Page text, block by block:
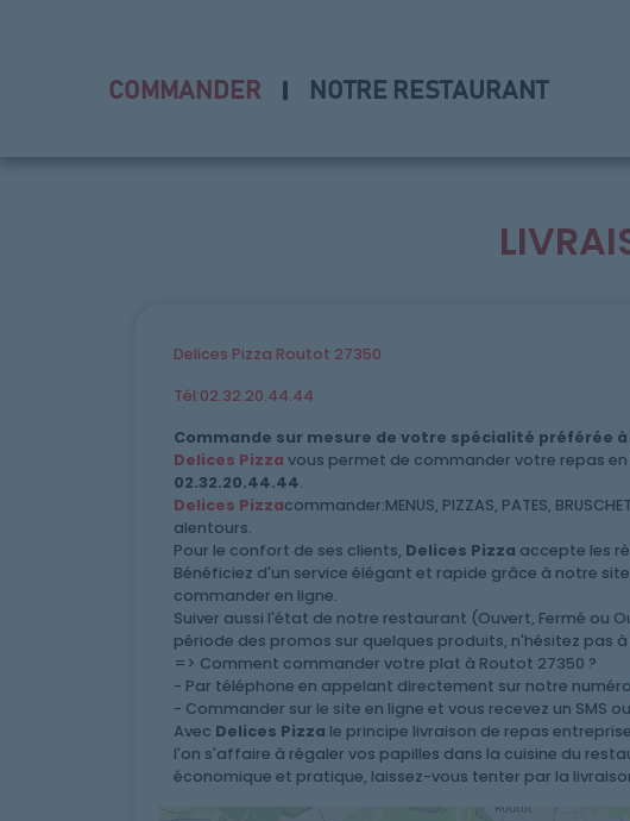
Charte Qualité
Mentions Légales
Programme De Fidélité
Mon Compte
Notre Restaurant
COMMANDER NOTRE RESTAURANT
Delices Pizza Routot 27350
Tél:02.32.20.44.44
Commande sur mesure de votre spécialité préférée à
Delices Pizza vous permet de commander votre repas
02.32.20.44.44.
Delices Pizzacommander:MENUS, PIZZAS, PATES,
alentours.
Pour le confort de ses clients, Delices Pizza accepte les
Bénéficiez d'un service élégant et rapide grâce à notre
commander en ligne.
Suiver aussi l'état de notre restaurant (Ouvert, Fermé ou
période des promos sur quelques produits, n'hésitez pas
=> Comment commander votre plat à Routot 27350 ?
- Par téléphone en appelant directement sur notre numéro
- Commander sur le site en ligne et vous recevez un SMS
Avec Delices Pizza le principe livraison de repas
l'on s'affaire à régaler vos papilles dans la cuisine du
économique et pratique, laissez-vous tenter par la